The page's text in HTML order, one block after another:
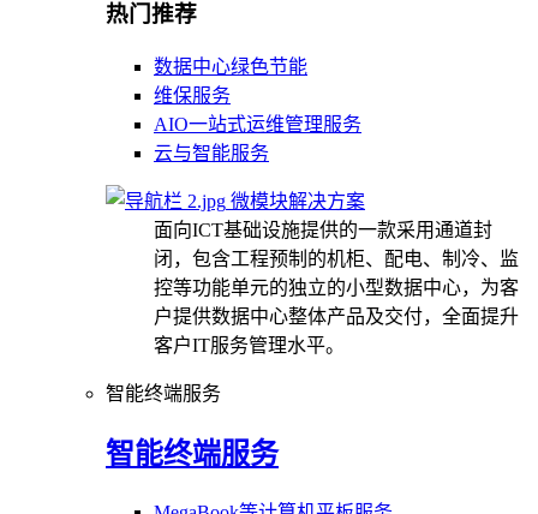
热门推荐
数据中心绿色节能
维保服务
AIO一站式运维管理服务
云与智能服务
微模块解决方案
面向ICT基础设施提供的一款采用通道封
闭，包含工程预制的机柜、配电、制冷、监
控等功能单元的独立的小型数据中心，为客
户提供数据中心整体产品及交付，全面提升
客户IT服务管理水平。
智能终端服务
智能终端服务